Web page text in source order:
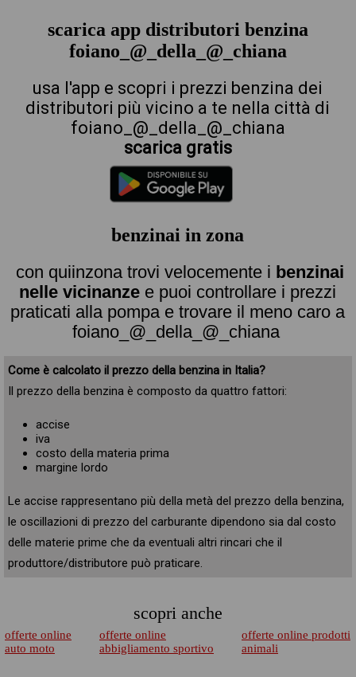
scarica app distributori benzina
foiano_@_della_@_chiana
usa l'app e scopri i prezzi benzina dei
distributori più vicino a te nella città di
foiano_@_della_@_chiana
scarica gratis
benzinai in zona
con quiinzona trovi velocemente i benzinai
nelle vicinanze e puoi controllare i prezzi
praticati alla pompa e trovare il meno caro a
foiano_@_della_@_chiana
Come è calcolato il prezzo della benzina in Italia?
Il prezzo della benzina è composto da quattro fattori:
accise
iva
costo della materia prima
margine lordo
Le accise rappresentano più della metà del prezzo della benzina,
le oscillazioni di prezzo del carburante dipendono sia dal costo
delle materie prime che da eventuali altri rincari che il
produttore/distributore può praticare.
scopri anche
offerte online
auto moto
offerte online
abbigliamento sportivo
offerte online prodotti
animali